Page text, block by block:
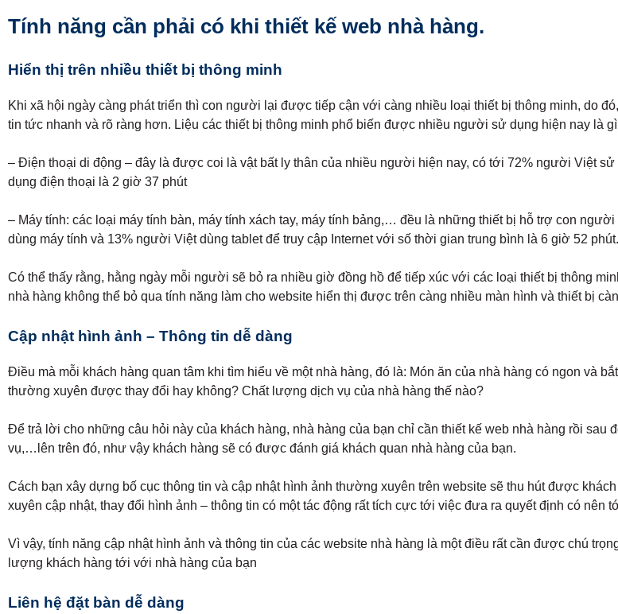
Tính năng cần phải có khi thiết kế web nhà hàng.
Hiển thị trên nhiều thiết bị thông minh
Khi xã hội ngày càng phát triển thì con người lại được tiếp cận với càng nhiều loại thiết bị thông minh, do
tin tức nhanh và rõ ràng hơn. Liệu các thiết bị thông minh phổ biến được nhiều người sử dụng hiện nay là
– Điện thoại di động – đây là được coi là vật bất ly thân của nhiều người hiện nay, có tới 72% người Việt
dụng điện thoại là 2 giờ 37 phút
– Máy tính: các loại máy tính bàn, máy tính xách tay, máy tính bảng,… đều là những thiết bị hỗ trợ con
dùng máy tính và 13% người Việt dùng tablet để truy cập Internet với số thời gian trung bình là 6 giờ 52 phút.
Có thể thấy rằng, hằng ngày mỗi người sẽ bỏ ra nhiều giờ đồng hồ để tiếp xúc với các loại thiết bị thông
nhà hàng không thể bỏ qua tính năng làm cho website hiển thị được trên càng nhiều màn hình và thiết bị
Cập nhật hình ảnh – Thông tin dễ dàng
Điều mà mỗi khách hàng quan tâm khi tìm hiểu về một nhà hàng, đó là: Món ăn của nhà hàng có ngon và
thường xuyên được thay đổi hay không? Chất lượng dịch vụ của nhà hàng thế nào?
Để trả lời cho những câu hỏi này của khách hàng, nhà hàng của bạn chỉ cần thiết kế web nhà hàng rồi
vụ,…lên trên đó, như vậy khách hàng sẽ có được đánh giá khách quan nhà hàng của bạn.
Cách bạn xây dựng bố cục thông tin và cập nhật hình ảnh thường xuyên trên website sẽ thu hút được
xuyên cập nhật, thay đổi hình ảnh – thông tin có một tác động rất tích cực tới việc đưa ra quyết định có nên
Vì vậy, tính năng cập nhật hình ảnh và thông tin của các website nhà hàng là một điều rất cần được chú
lượng khách hàng tới với nhà hàng của bạn
Liên hệ đặt bàn dễ dàng